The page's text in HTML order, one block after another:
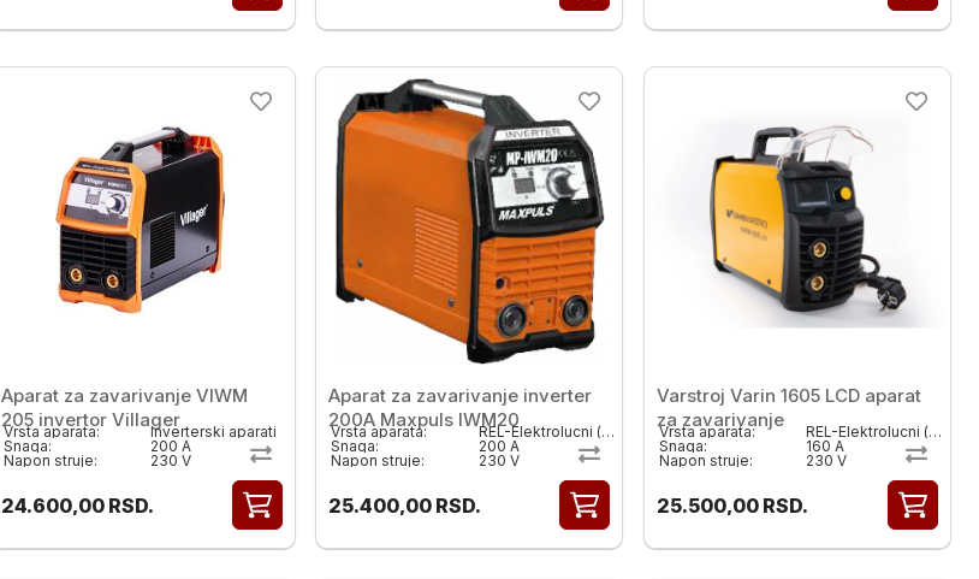
Aparat za zavarivanje VIWM
205 invertor Villager
Vrsta aparata:
Inverterski aparati
Snaga:
200 A
Napon struje:
230 V
24.600,00 RSD.
Aparat za zavarivanje inverter
200A Maxpuls IWM20
Vrsta aparata:
REL-Elektrolucni ( MMA)
Snaga:
200 A
Napon struje:
230 V
25.400,00 RSD.
Varstroj Varin 1605 LCD aparat
za zavarivanje
Vrsta aparata:
REL-Elektrolucni ( MMA)
Snaga:
160 A
Napon struje:
230 V
25.500,00 RSD.